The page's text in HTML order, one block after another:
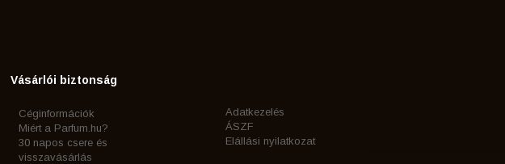
Vásárlói biztonság
Céginformációk
Miért a Parfum.hu?
30 napos csere és
visszavásárlás
Adatkezelés
ÁSZF
Elállási nyilatkozat